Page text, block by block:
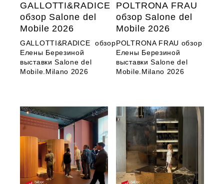
GALLOTTI&RADICE
обзор Salone del
Mobile 2026
GALLOTTI&RADICE обзор
Елены Березиной
выставки Salone del
Mobile.Milano 2026
POLTRONA FRAU
обзор Salone del
Mobile 2026
POLTRONA FRAU обзор
Елены Березиной
выставки Salone del
Mobile.Milano 2026